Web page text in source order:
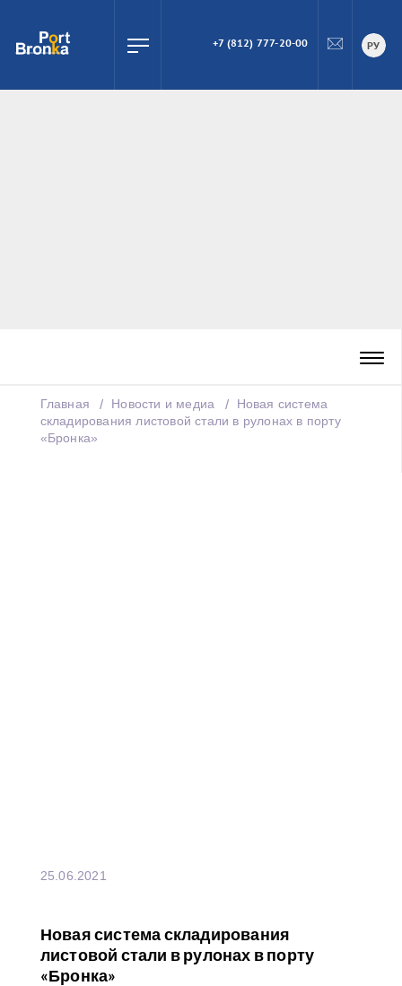
ПОИСК
+7 (812) 777-20-00 РУ
Главная Новости и медиа
Новая система
складирования листовой стали в рулонах в порту
«Бронка»
25.06.2021
Новая система складирования
листовой стали в рулонах в порту
«Бронка»